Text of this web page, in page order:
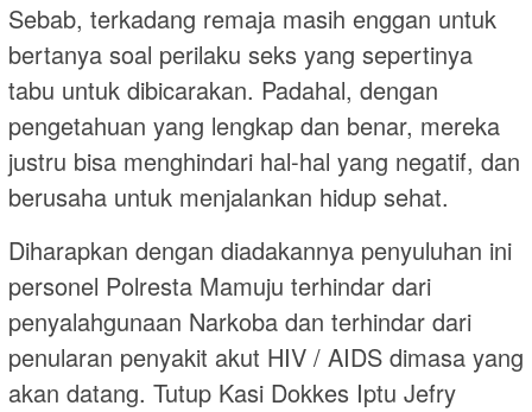
Sebab, terkadang remaja masih enggan untuk
bertanya soal perilaku seks yang sepertinya
tabu untuk dibicarakan. Padahal, dengan
pengetahuan yang lengkap dan benar, mereka
justru bisa menghindari hal-hal yang negatif, dan
berusaha untuk menjalankan hidup sehat.
Diharapkan dengan diadakannya penyuluhan ini
personel Polresta Mamuju terhindar dari
penyalahgunaan Narkoba dan terhindar dari
penularan penyakit akut HIV / AIDS dimasa yang
akan datang. Tutup Kasi Dokkes Iptu Jefry